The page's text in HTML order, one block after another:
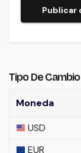
Tipo De Cambio
Moneda
USD
EUR